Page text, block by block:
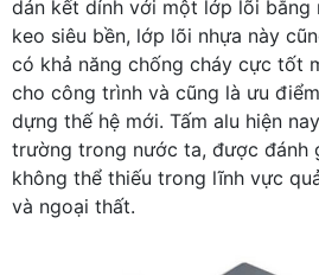
dán kết dính với một lớp lõi bằng
keo siêu bền, lớp lõi nhựa này
có khả năng chống cháy cực tốt
cho công trình và cũng là ưu
dựng thế hệ mới. Tấm alu hiện
trường trong nước ta, được đánh
không thể thiếu trong lĩnh vực
và ngoại thất.